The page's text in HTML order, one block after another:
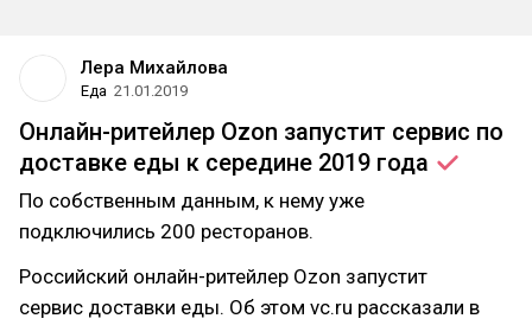
Лера Михайлова
Еда 21.01.2019
Онлайн-ритейлер Ozon запустит сервис по
доставке еды к середине 2019 года
По собственным данным, к нему уже
подключились 200 ресторанов.
Российский онлайн-ритейлер Ozon запустит
сервис доставки еды. Об этом vc.ru рассказали в